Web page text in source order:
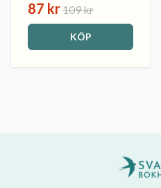
87 kr109 kr
KÖP